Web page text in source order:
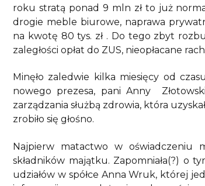
roku stratą ponad 9 mln zł to już
drogie meble biurowe, naprawa
na kwotę 80 tys. zł . Do tego zbyt
zaległości opłat do ZUS, nieopłacane
Minęło zaledwie kilka miesięcy od
nowego prezesa, pani Anny
zarządzania służbą zdrowia, która
zrobiło się głośno.
Najpierw matactwo w oświadczeniu
składników majątku. Zapomniała(?) o
udziałów w spółce Anna Wruk, której